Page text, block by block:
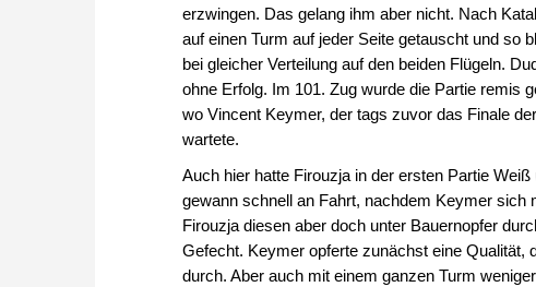
erzwingen. Das gelang ihm aber nicht. Nach
auf einen Turm auf jeder Seite getauscht und so
bei gleicher Verteilung auf den beiden Flügeln.
ohne Erfolg. Im 101. Zug wurde die Partie remis
wo Vincent Keymer, der tags zuvor das Finale
wartete.
Auch hier hatte Firouzja in der ersten Partie
gewann schnell an Fahrt, nachdem Keymer sich
Firouzja diesen aber doch unter Bauernopfer
Gefecht. Keymer opferte zunächst eine Qualität,
durch. Aber auch mit einem ganzen Turm